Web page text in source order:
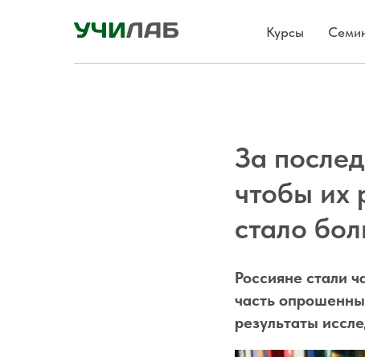
Курсы
За
чтобы их
стало
Россияне стали
часть
результаты